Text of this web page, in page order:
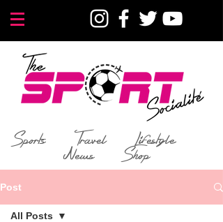
Sports Travel
Lifestyle
News
Shop
Post
All Posts